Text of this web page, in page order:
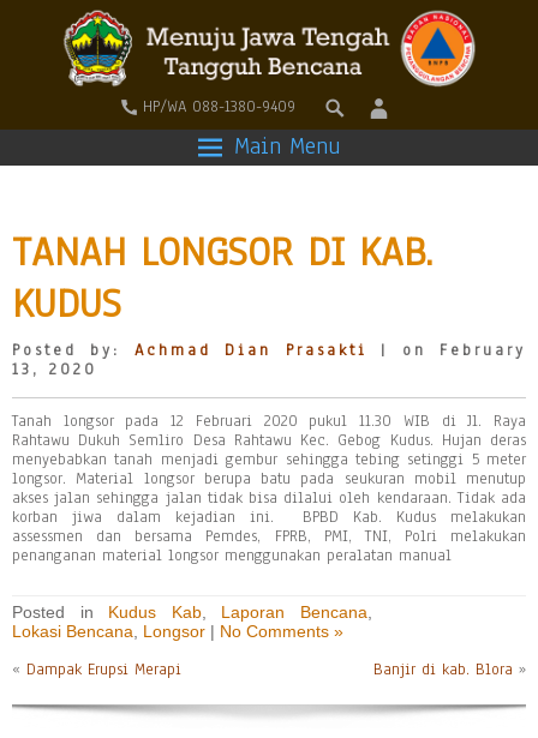
HP/WA 088-1380-9409
Main Menu
TANAH LONGSOR DI KAB.
KUDUS
Posted by: Achmad Dian Prasakti
| on February
13, 2020
Tanah longsor pada 12 Februari 2020 pukul 11.30 WIB di Jl. Raya
Rahtawu Dukuh Semliro Desa Rahtawu Kec. Gebog Kudus. Hujan deras
menyebabkan tanah menjadi gembur sehingga tebing setinggi 5 meter
longsor. Material longsor berupa batu pada seukuran mobil menutup
akses jalan sehingga jalan tidak bisa dilalui oleh kendaraan. Tidak ada
korban jiwa dalam kejadian ini. BPBD Kab. Kudus melakukan
assessmen dan bersama Pemdes, FPRB, PMI, TNI, Polri melakukan
penanganan material longsor menggunakan peralatan manual
Posted in Kudus Kab, Laporan Bencana
Lokasi Bencana
Longsor | No Comments »
« Dampak Erupsi Merapi Banjir di kab. Blora »